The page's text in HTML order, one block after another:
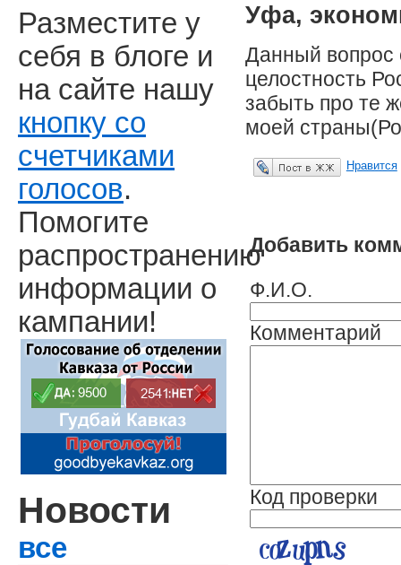
Уфа,
Данный вопрос
целостность
забыть про те
моей
Опубликовать в ЖЖ Нравится
Добавить
Ф.И.О.
Комментарий
Код проверки
Разместите у
себя в блоге и
на сайте нашу
кнопку со
счетчиками
голосов.
Помогите
распространению
информации о
кампании!
Новости
все